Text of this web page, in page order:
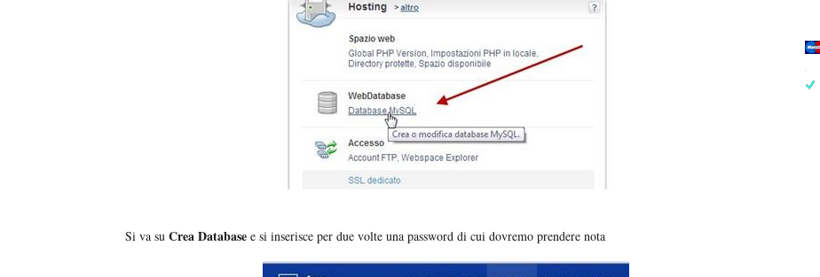
Si va su Crea Database e si inserisce per due volte una password di cui dovremo prendere nota